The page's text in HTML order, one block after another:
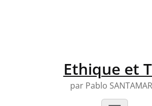
Ethique et
par Pablo